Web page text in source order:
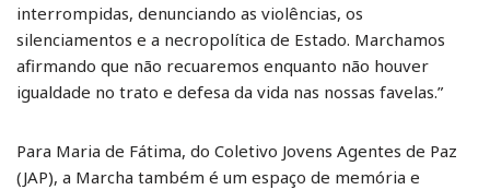
interrompidas, denunciando as violências, os
silenciamentos e a necropolítica de Estado. Marchamos
afirmando que não recuaremos enquanto não houver
igualdade no trato e defesa da vida nas nossas favelas.”
Para Maria de Fátima, do Coletivo Jovens Agentes de Paz
(JAP), a Marcha também é um espaço de memória e